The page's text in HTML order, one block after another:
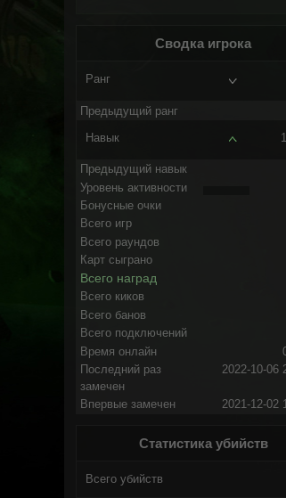
Сводка игрока
Ранг
Предыдущий ранг
Навык
Предыдущий навык
Уровень активности
Бонусные очки
Всего игр
Всего раундов
Карт сыграно
Всего наград
Всего киков
Всего банов
Всего подключений
Время онлайн
Последний раз
замечен
2022-10-06
Впервые замечен 2021-12-02
Статистика убийств
Всего убийств